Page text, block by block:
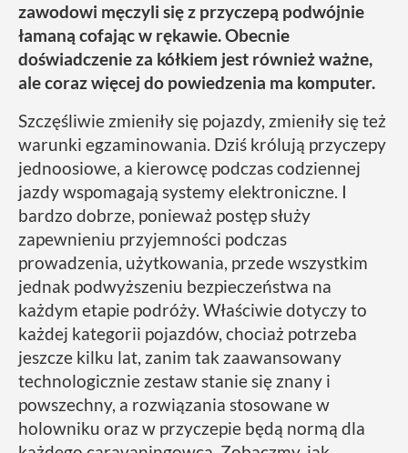
zawodowi męczyli się z przyczepą podwójnie
łamaną cofając w rękawie. Obecnie
doświadczenie za kółkiem jest również ważne,
ale coraz więcej do powiedzenia ma komputer.
Szczęśliwie zmieniły się pojazdy, zmieniły się też
warunki egzaminowania. Dziś królują przyczepy
jednoosiowe, a kierowcę podczas codziennej
jazdy wspomagają systemy elektroniczne. I
bardzo dobrze, ponieważ postęp służy
zapewnieniu przyjemności podczas
prowadzenia, użytkowania, przede wszystkim
jednak podwyższeniu bezpieczeństwa na
każdym etapie podróży. Właściwie dotyczy to
każdej kategorii pojazdów, chociaż potrzeba
jeszcze kilku lat, zanim tak zaawansowany
technologicznie zestaw stanie się znany i
powszechny, a rozwiązania stosowane w
holowniku oraz w przyczepie będą normą dla